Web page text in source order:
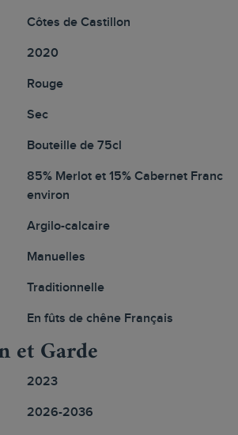
Côtes de Castillon
2020
Rouge
Sec
Bouteille de 75cl
85% Merlot et 15% Cabernet Franc
environ
Argilo-calcaire
Manuelles
Traditionnelle
En fûts de chêne Français
et Garde
2023
2026-2036